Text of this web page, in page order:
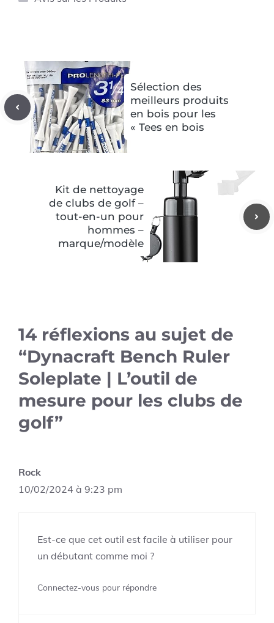
Sélection des
meilleurs produits
en bois pour les
« Tees en bois
Kit de nettoyage
de clubs de golf –
tout-en-un pour
hommes –
marque/modèle
14 réflexions au sujet de
“Dynacraft Bench Ruler
Soleplate | L’outil de
mesure pour les clubs de
golf”
Rock
10/02/2024 à 9:23 pm
Est-ce que cet outil est facile à utiliser pour
un débutant comme moi ?
Connectez-vous pour répondre